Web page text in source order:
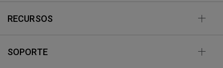
RECURSOS
SOPORTE